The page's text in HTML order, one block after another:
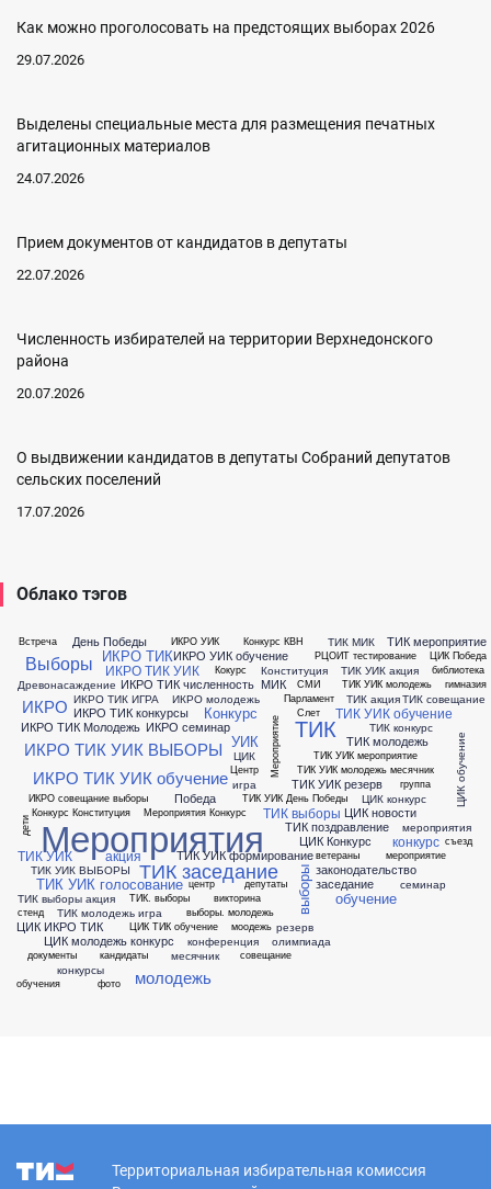
Как можно проголосовать на предстоящих выборах 2026
29.07.2026
Выделены специальные места для размещения печатных
агитационных материалов
24.07.2026
Прием документов от кандидатов в депутаты
22.07.2026
Численность избирателей на территории Верхнедонского
района
20.07.2026
О выдвижении кандидатов в депутаты Собраний депутатов
сельских поселений
17.07.2026
Облако тэгов
Встреча
Выборы
День Победы
Древонасаждение
ИКРО
ИКРО ТИК
ИКРО ТИК ИГРА
ИКРО ТИК Молодежь
ИКРО ТИК УИК
ИКРО ТИК УИК ВЫБОРЫ
ИКРО ТИК УИК обучение
ИКРО ТИК конкурсы
ИКРО ТИК численность
ИКРО УИК
ИКРО УИК обучение
ИКРО молодежь
ИКРО семинар
ИКРО совещание выборы
Кокурс
Конкурс
Конкурс КВН
Конкурс Конституция
Конституция
МИК
Мероприятие
Мероприятия
Мероприятия Конкурс
Парламент
Победа
РЦОИТ тестирование
СМИ
Слет
ТИК
ТИК МИК
ТИК УИК
ТИК УИК ВЫБОРЫ
ТИК УИК День Победы
ТИК УИК акция
ТИК УИК голосование
ТИК УИК мероприятие
ТИК УИК молодежь
ТИК УИК молодежь месячник
ТИК УИК обучение
ТИК УИК резерв
ТИК УИК формирование
ТИК акция
ТИК выборы
ТИК выборы акция
ТИК заседание
ТИК конкурс
ТИК мероприятие
ТИК молодежь
ТИК молодежь игра
ТИК поздравление
ТИК совещание
ТИК. выборы
УИК
ЦИК
ЦИК Конкурс
ЦИК ИКРО ТИК
ЦИК Победа
ЦИК ТИК обучение
ЦИК конкурс
ЦИК молодежь конкурс
ЦИК новости
ЦИК обучение
Центр
акция
библиотека
ветераны
викторина выборы
выборы. молодежь
гимназия
группа
депутаты
дети
документы
законодательство
заседание
игра
кандидаты
конкурс
конкурсы
конференция
мероприятие
мероприятия
месячник
молодежь
моодежь
обучение
обучения
олимпиада
резерв
семинар
совещание
стенд
съезд
фото
центр
Территориальная избирательная комиссия